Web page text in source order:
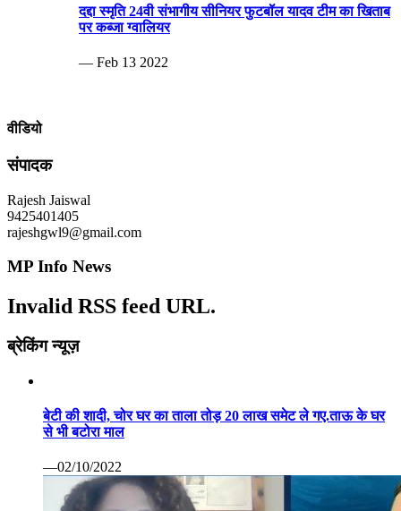
दद्दा स्मृति 24वी संभागीय सीनियर फुटबॉल यादव टीम का खिताब
पर कब्जा ग्वालियर
— Feb 13 2022
वीडियो
संपादक
Rajesh Jaiswal
9425401405
rajeshgwl9@gmail.com
MP Info News
Invalid RSS feed URL.
ब्रेकिंग न्यूज़
बेटी की शादी, चोर घर का ताला तोड़ 20 लाख समेट ले गए.ताऊ के घर
से भी बटोरा माल
—02/10/2022